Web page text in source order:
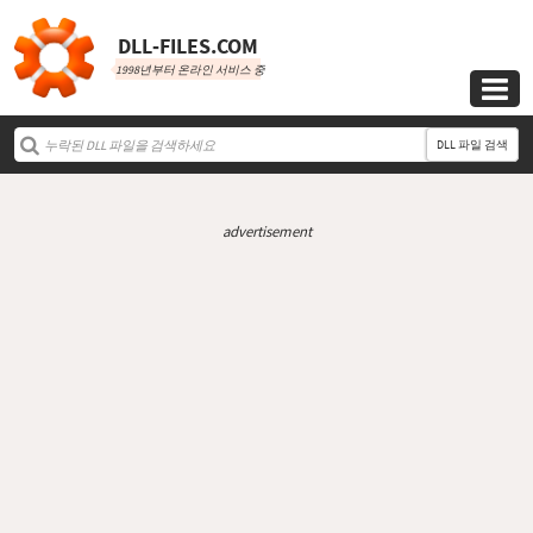
DLL‑FILES.COM
1998년부터 온라인 서비스 중

DLL 파일 검색
advertisement